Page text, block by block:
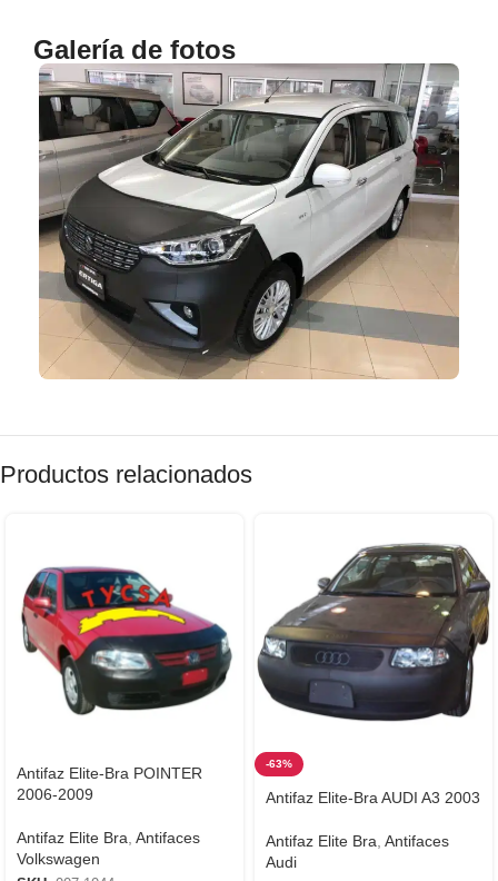
Galería de fotos
Productos relacionados
Antifaz Elite-Bra POINTER
2006-2009
Antifaz Elite Bra Antifaces
Volkswagen
-63%
Antifaz Elite-Bra AUDI A3 2003
Antifaz Elite Bra Antifaces
Audi